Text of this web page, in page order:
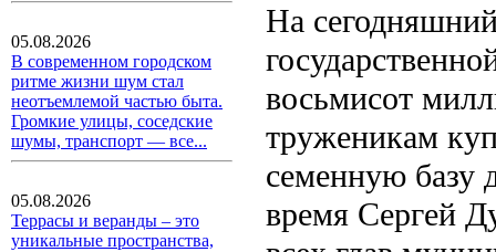
05.08.2026
В современном городском
ритме жизни шум стал
неотъемлемой частью быта.
Громкие улицы, соседские
шумы, транспорт — все...
05.08.2026
Террасы и веранды – это
уникальные пространства,
На
восьмисот
труженикам
семенную базу
время Сергей